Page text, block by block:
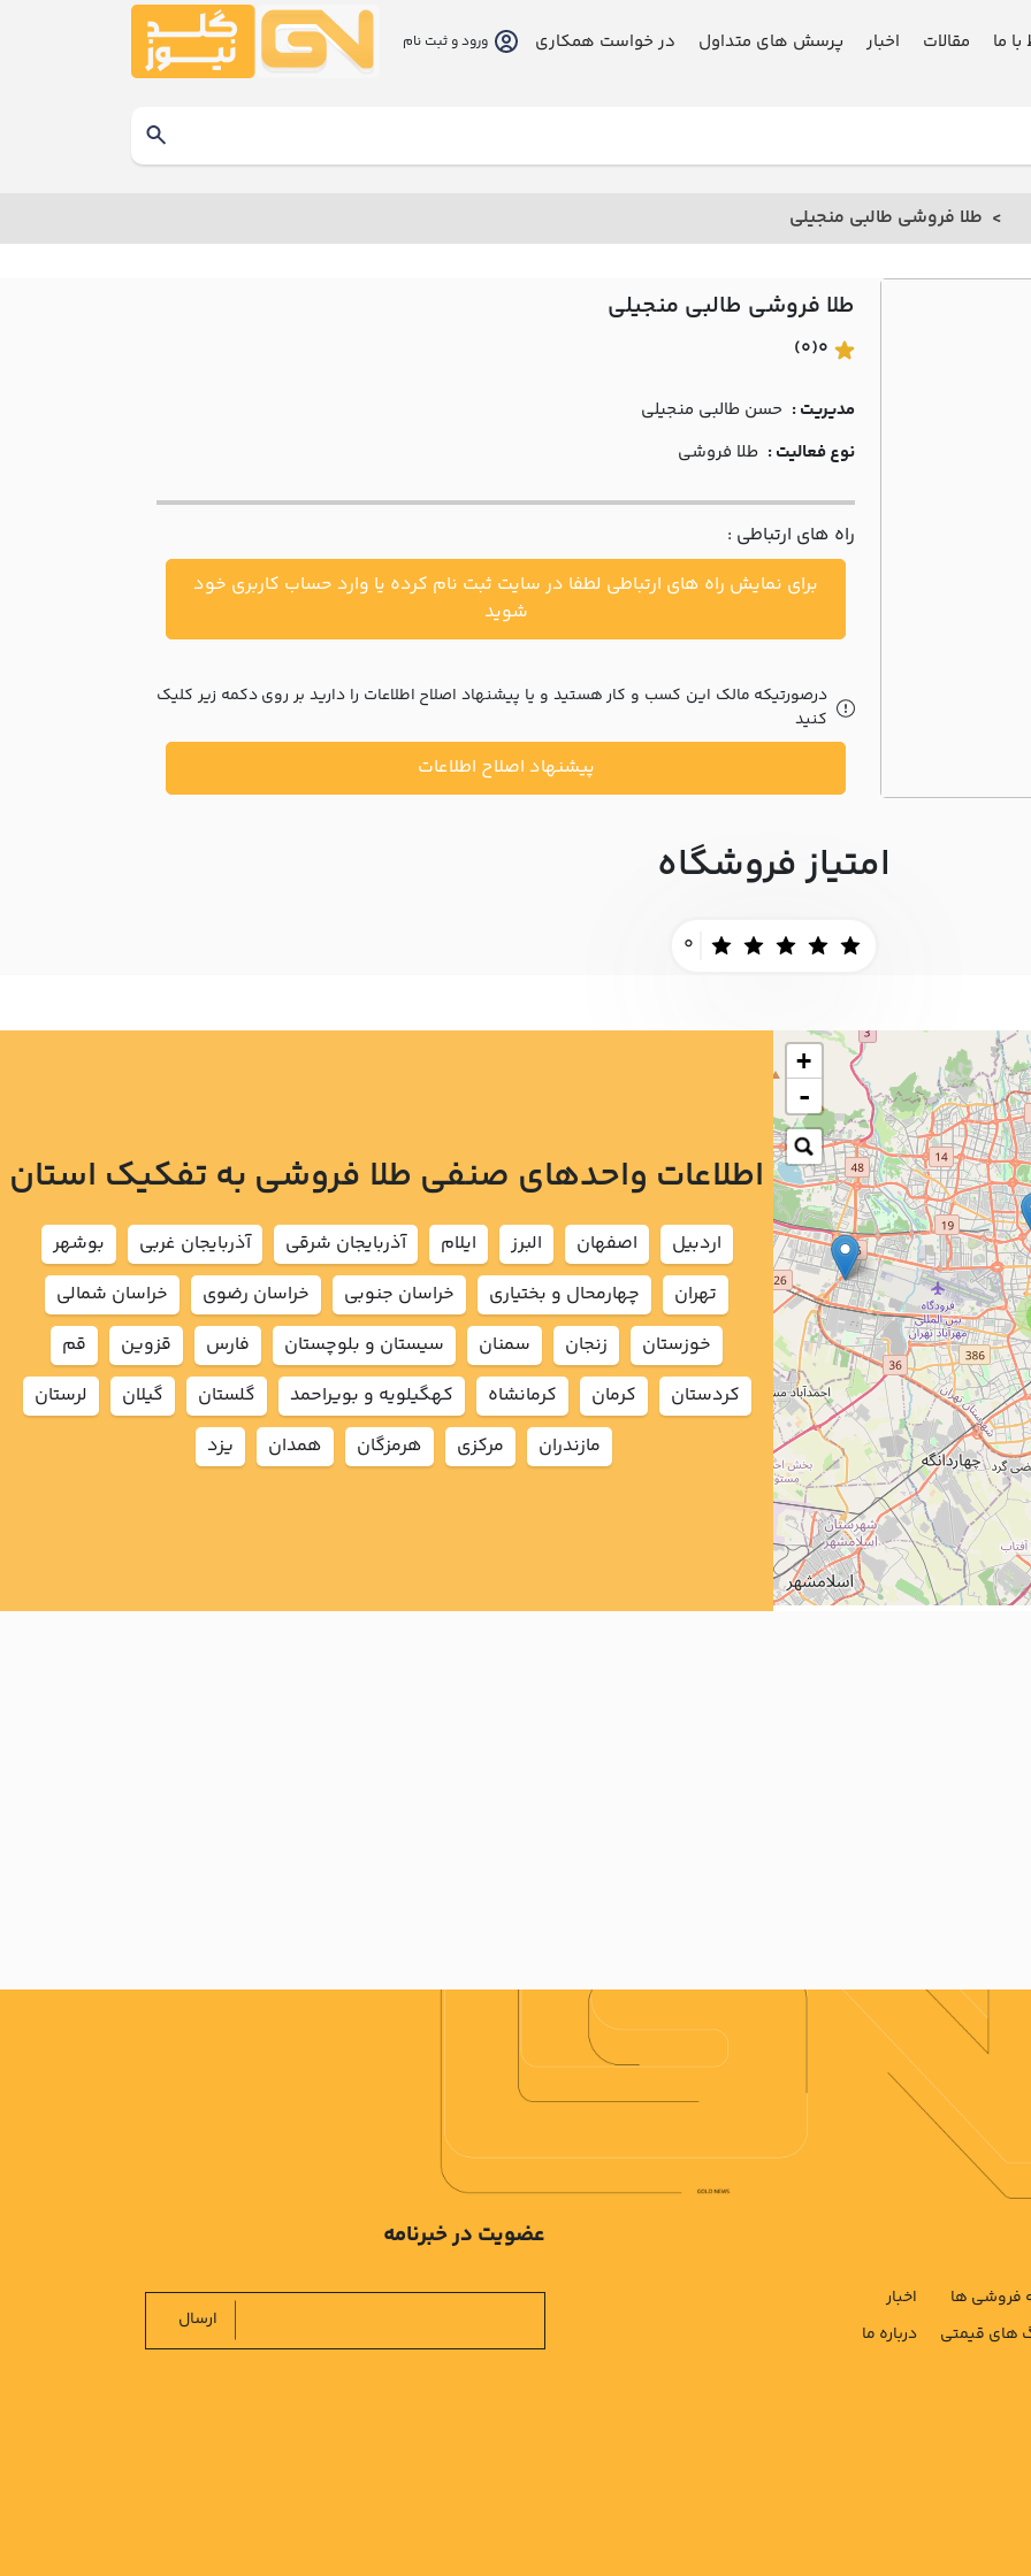
با ما مقالات اخبار پرسش های متداول در خواست همکاری ورود و ثبت نام
طلا فروشی طالبي منجيلي
طلا فروشی طالبي منجيلي
0
(0)
مدیریت : حسن طالبي منجيلي
نوع فعالیت : طلا فروشی
راه های ارتباطی :
برای نمایش راه های ارتباطی لطفا در سایت ثبت نام کرده یا وارد حساب کاربری خود
شوید
درصورتیکه مالک این کسب و کار هستید و یا پیشنهاد اصلاح اطلاعات را دارید بر روی دکمه زیر کلیک
کنید
پیشنهاد اصلاح اطلاعات
امتیاز فروشگاه
0
+
-
اطلاعات واحدهای صنفی طلا فروشی به تفکیک استان
اردبيل اصفهان البرز ايلام آذربايجان شرقي آذربايجان غربي
بوشهر
تهران
چهارمحال و بختياري خراسان جنوبي خراسان رضوي
خراسان شمالي
خوزستان
زنجان سمنان سيستان و بلوچستان فارس قزوين
قم
كردستان
كرمان كرمانشاه كهگيلويه و بويراحمد گلستان گيلان
لرستان
مازندران
مركزي هرمزگان همدان يزد
فروشی ها
های قیمتی
اخبار
درباره ما
عضویت در خبرنامه
ارسال